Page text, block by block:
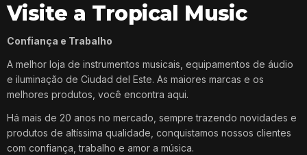
Visite a Tropical Music
Confiança e Trabalho
A melhor loja de instrumentos musicais, equipamentos de áudio
e iluminação de Ciudad del Este. As maiores marcas e os
melhores produtos, você encontra aqui.
Há mais de 20 anos no mercado, sempre trazendo novidades e
produtos de altíssima qualidade, conquistamos nossos clientes
com confiança, trabalho e amor a música.